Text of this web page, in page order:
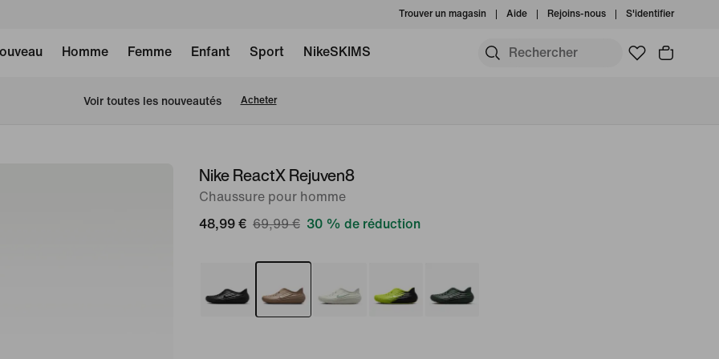
Trouver un magasin Aide Rejoins-nous S'identifier
Homme Femme Enfant Sport NikeSKIMS
Voir toutes les nouveautés Acheter
image 1Nike ReactX Rejuven8
Chaussure pour homme
48,99 € 69,99 € 30 % de réduction